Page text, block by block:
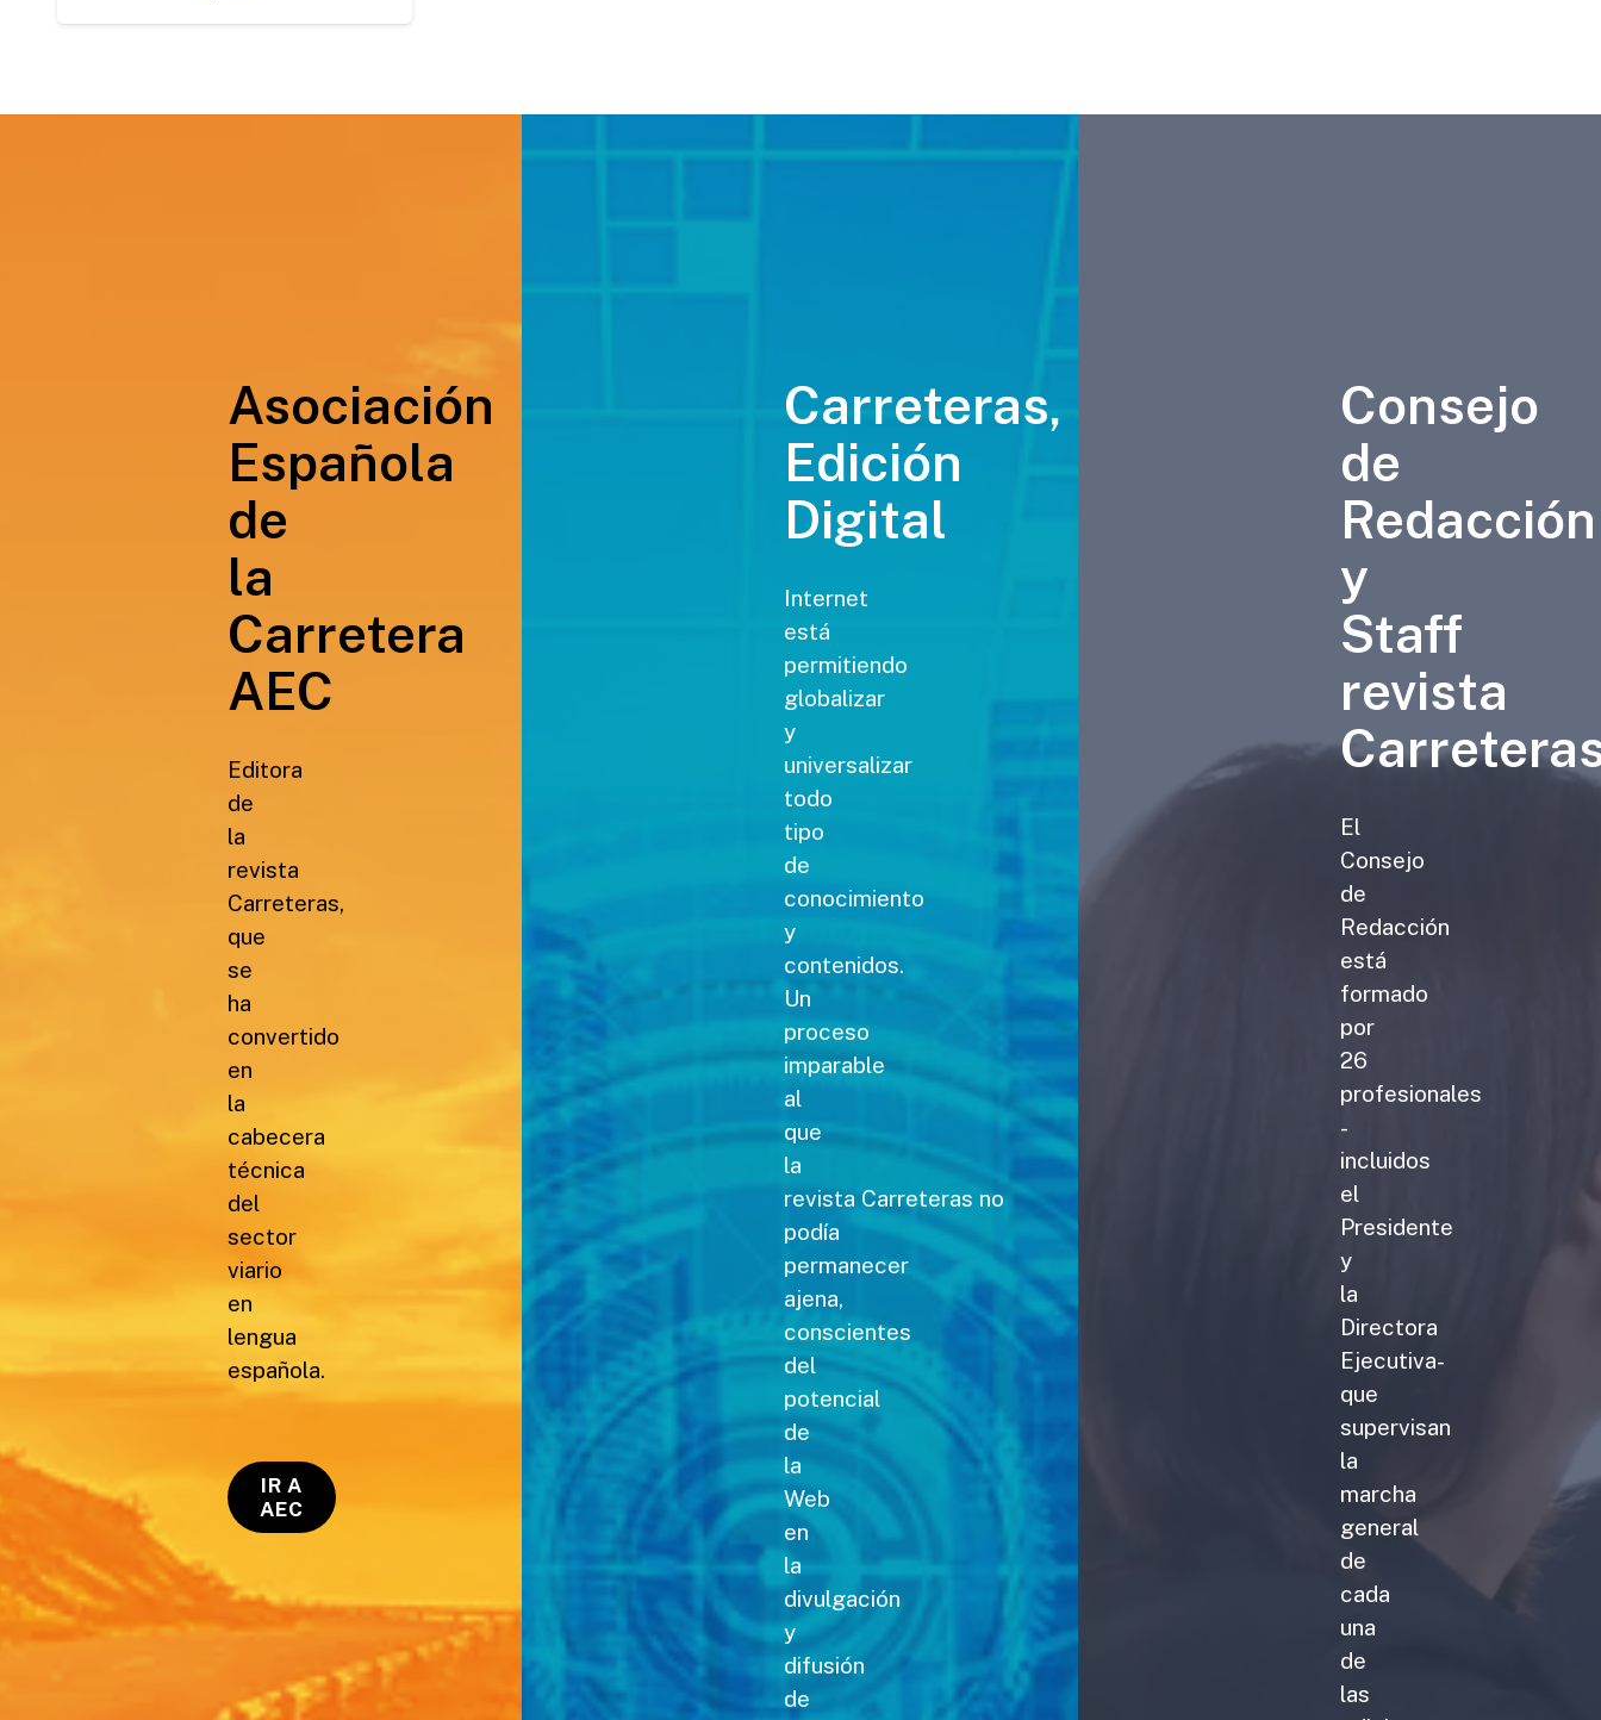
Asociación
Española
de
la
Carretera
AEC
Editora
de
la
revista
Carreteras,
que
se
ha
convertido
en
la
cabecera
técnica
del
sector
viario
en
lengua
española.
IR A
AEC
Carreteras,
Edición
Digital
Internet
está
permitiendo
globalizar
y
universalizar
todo
tipo
de
conocimiento
y
contenidos.
Un
proceso
imparable
al
que
la
revista Carreteras no
podía
permanecer
ajena,
conscientes
del
potencial
de
la
Web
en
la
divulgación
y
difusión
de
Consejo
de
Redacción
y
Staff
revista
El
Consejo
de
Redacción
está
formado
por
26
profesionales
-
incluidos
el
Presidente
y
la
Directora
Ejecutiva-
que
supervisan
la
marcha
general
de
cada
una
de
las